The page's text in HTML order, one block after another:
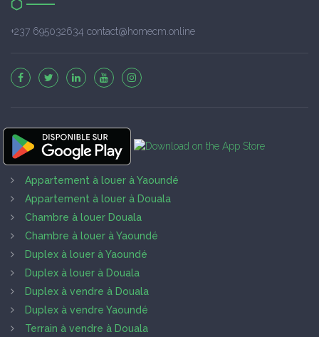
+237 695032634 contact@homecm.online
Appartement à louer à Yaoundé
Appartement à louer à Douala
Chambre à louer Douala
Chambre à louer à Yaoundé
Duplex à louer à Yaoundé
Duplex à louer à Douala
Duplex à vendre à Douala
Duplex à vendre Yaoundé
Terrain à vendre à Douala